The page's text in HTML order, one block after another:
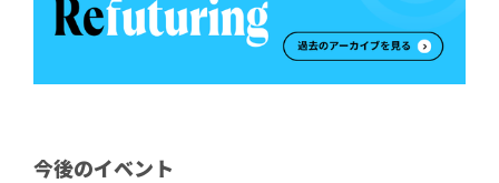
今後のイベント